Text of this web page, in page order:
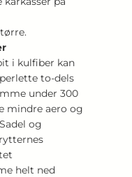
i kulfiber kan
to-dels
under 300
aero og
og
helt ned